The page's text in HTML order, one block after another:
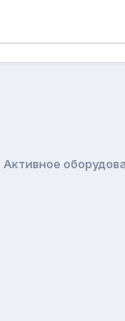
Активное